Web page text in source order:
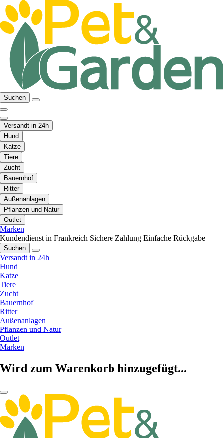
Suchen
Versandt in 24h
Hund
Katze
Tiere
Zucht
Bauernhof
Ritter
Außenanlagen
Pflanzen und Natur
Outlet
Marken
Kundendienst in Frankreich Sichere Zahlung Einfache Rückgabe
Suchen
Versandt in 24h
Hund
Katze
Tiere
Zucht
Bauernhof
Ritter
Außenanlagen
Pflanzen und Natur
Outlet
Marken
Wird zum Warenkorb hinzugefügt...